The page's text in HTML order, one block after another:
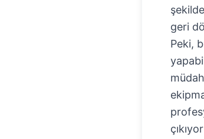
geri
Peki,